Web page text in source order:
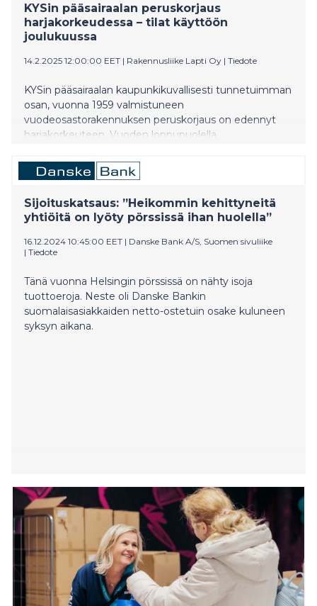
KYSin pääsairaalan peruskorjaus
harjakorkeudessa – tilat käyttöön
joulukuussa
14.2.2025 12:00:00 EET | Rakennusliike Lapti Oy | Tiedote
KYSin pääsairaalan kaupunkikuvallisesti tunnetuimman
osan, vuonna 1959 valmistuneen
vuodeosastorakennuksen peruskorjaus on edennyt
harjakorkeuteen. Vuoden loppupuolella
149 sairaansijaa. Peruskorjausvaiheen tavoitebudjetti
on n. 77,4 miljoonaa euroa. Pääsairaalan peruskorjaus
Sijoituskatsaus: ”Heikommin kehittyneitä
yhtiöitä on lyöty pörssissä ihan huolella”
16.12.2024 10:45:00 EET | Danske Bank A/S, Suomen sivuliike
| Tiedote
Tänä vuonna Helsingin pörssissä on nähty isoja
tuottoeroja. Neste oli Danske Bankin
suomalaisasiakkaiden netto-ostetuin osake kuluneen
syksyn aikana.